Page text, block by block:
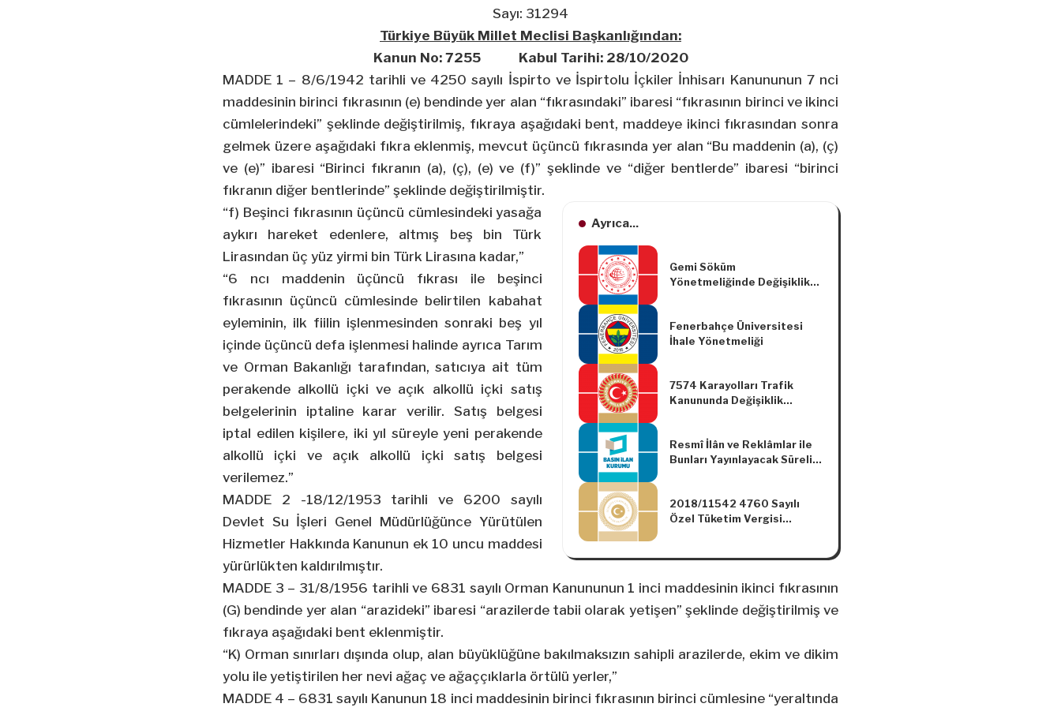
Sayı: 31294
Türkiye Büyük Millet Meclisi Başkanlığından:
Kanun No: 7255 Kabul Tarihi: 28/10/2020
MADDE 1 – 8/6/1942 tarihli ve 4250 sayılı İspirto ve İspirtolu İçkiler İnhisarı Kanununun 7 nci
maddesinin birinci fıkrasının (e) bendinde yer alan “fıkrasındaki” ibaresi “fıkrasının birinci ve ikinci
cümlelerindeki” şeklinde değiştirilmiş, fıkraya aşağıdaki bent, maddeye ikinci fıkrasından sonra
gelmek üzere aşağıdaki fıkra eklenmiş, mevcut üçüncü fıkrasında yer alan “Bu maddenin (a), (ç)
ve (e)” ibaresi “Birinci fıkranın (a), (ç), (e) ve (f)” şeklinde ve “diğer bentlerde” ibaresi “birinci
fıkranın diğer bentlerinde” şeklinde değiştirilmiştir.
Ayrıca...
Gemi Söküm
Yönetmeliğinde Değişiklik
Fenerbahçe Üniversitesi
İhale Yönetmeliği
7574 Karayolları Trafik
Kanununda Değişiklik
Resmî İlân ve Reklâmlar ile
Bunları Yayınlayacak Süreli
Yönetmelik
2018/11542 4760 Sayılı
Özel Tüketim Vergisi
Mallarda Uygulanan Özel
Oranlarının Belirlenmesi ve
Bazı Kararnamelerde
“f) Beşinci fıkrasının üçüncü cümlesindeki yasağa
aykırı hareket edenlere, altmış beş bin Türk
Lirasından üç yüz yirmi bin Türk Lirasına kadar,”
“6 ncı maddenin üçüncü fıkrası ile beşinci
fıkrasının üçüncü cümlesinde belirtilen kabahat
eyleminin, ilk fiilin işlenmesinden sonraki beş yıl
içinde üçüncü defa işlenmesi halinde ayrıca Tarım
ve Orman Bakanlığı tarafından, satıcıya ait tüm
perakende alkollü içki ve açık alkollü içki satış
belgelerinin iptaline karar verilir. Satış belgesi
iptal edilen kişilere, iki yıl süreyle yeni perakende
alkollü içki ve açık alkollü içki satış belgesi
verilemez.”
MADDE 2 -18/12/1953 tarihli ve 6200 sayılı
Devlet Su İşleri Genel Müdürlüğünce Yürütülen
Hizmetler Hakkında Kanunun ek 10 uncu maddesi
yürürlükten kaldırılmıştır.
MADDE 3 – 31/8/1956 tarihli ve 6831 sayılı Orman Kanununun 1 inci maddesinin ikinci fıkrasının
(G) bendinde yer alan “arazideki” ibaresi “arazilerde tabii olarak yetişen” şeklinde değiştirilmiş ve
fıkraya aşağıdaki bent eklenmiştir.
“K) Orman sınırları dışında olup, alan büyüklüğüne bakılmaksızın sahipli arazilerde, ekim ve dikim
yolu ile yetiştirilen her nevi ağaç ve ağaççıklarla örtülü yerler,”
MADDE 4 – 6831 sayılı Kanunun 18 inci maddesinin birinci fıkrasının birinci cümlesine “yeraltında